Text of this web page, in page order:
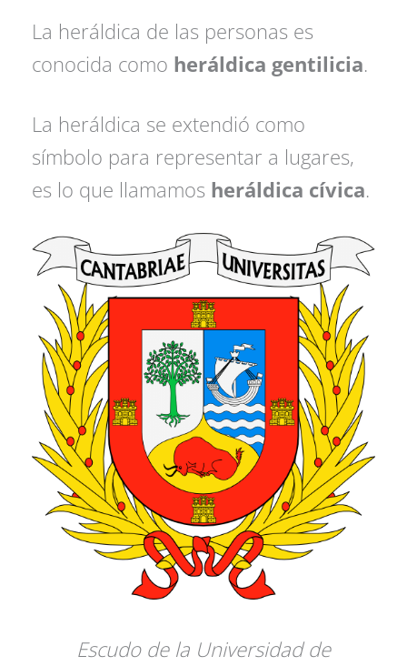
La heráldica de las personas es
conocida como heráldica gentilicia.
La heráldica se extendió como
símbolo para representar a lugares,
es lo que llamamos heráldica cívica.
Escudo de la Universidad de